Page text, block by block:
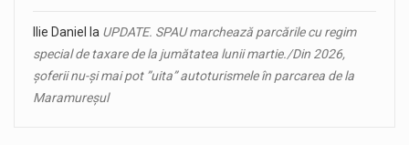
Ilie Daniel la UPDATE. SPAU marchează parcările cu regim
special de taxare de la jumătatea lunii martie./Din 2026,
șoferii nu-și mai pot ”uita” autoturismele în parcarea de la
Maramureșul